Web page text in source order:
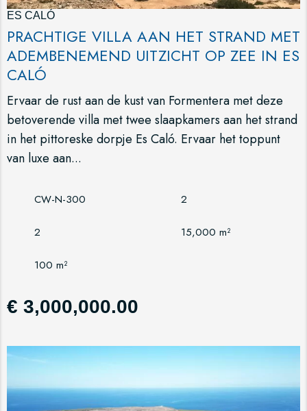
ES CALÓ
PRACHTIGE VILLA AAN HET STRAND MET
ADEMBENEMEND UITZICHT OP ZEE IN ES
CALÓ
Ervaar de rust aan de kust van Formentera met deze
betoverende villa met twee slaapkamers aan het strand
in het pittoreske dorpje Es Caló. Ervaar het toppunt
van luxe aan...
CW-N-300 2
2 15,000 m²
100 m²
€ 3,000,000.00